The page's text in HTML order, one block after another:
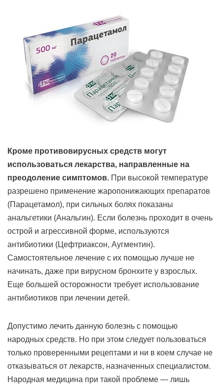
Кроме противовирусных средств могут
использоваться лекарства, направленные на
преодоление симптомов. При высокой температуре
разрешено применение жаропонижающих препаратов
(Парацетамол), при сильных болях показаны
анальгетики (Анальгин). Если болезнь проходит в очень
острой и агрессивной форме, используются
антибиотики (Цефтриаксон, Аугментин).
Самостоятельное лечение с их помощью лучше не
начинать, даже при вирусном бронхите у взрослых.
Еще большей осторожности требует использование
антибиотиков при лечении детей.
Допустимо лечить данную болезнь с помощью
народных средств. Но при этом следует пользоваться
только проверенными рецептами и ни в коем случае не
отказываться от лекарств, назначенных специалистом.
Народная медицина при такой проблеме — лишь